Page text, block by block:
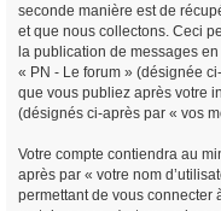
seconde manière est de
et que nous collectons. Ceci
la publication de messages
« PN - Le forum » (désignée
que vous publiez après votre
(désignés ci-après par « vos
Votre compte contiendra au
après par « votre nom
permettant de vous connecter